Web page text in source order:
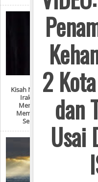
Kisah Nyata Perang
Irak: “Mereka
Menyiksa Dan
Memperkosaku
Seperti Ini!”
2
dan
Usai